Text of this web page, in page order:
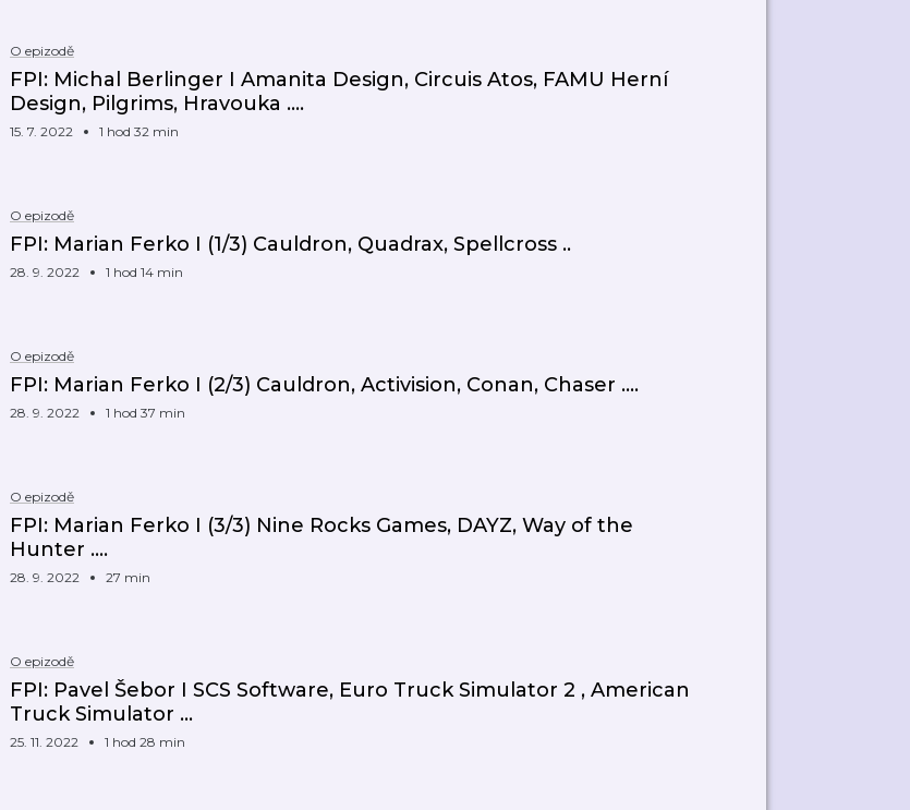
O epizodě
FPI: Michal Berlinger I Amanita Design, Circuis Atos, FAMU Herní
Design, Pilgrims, Hravouka ....
15. 7. 2022 1 hod 32 min
O epizodě
FPI: Marian Ferko I (1/3) Cauldron, Quadrax, Spellcross ..
28. 9. 2022 1 hod 14 min
O epizodě
FPI: Marian Ferko I (2/3) Cauldron, Activision, Conan, Chaser ....
28. 9. 2022 1 hod 37 min
O epizodě
FPI: Marian Ferko I (3/3) Nine Rocks Games, DAYZ, Way of the
Hunter ….
28. 9. 2022 27 min
O epizodě
FPI: Pavel Šebor I SCS Software, Euro Truck Simulator 2 , American
Truck Simulator ...
25. 11. 2022 1 hod 28 min